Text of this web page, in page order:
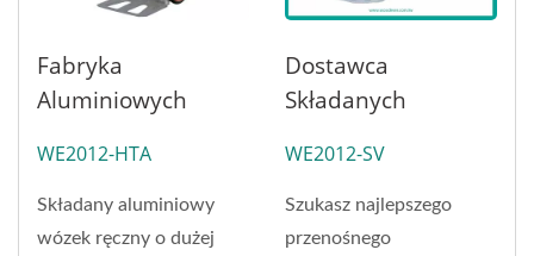
Fabryka
Aluminiowych
O Dużej
Wytrzymałości
(ładowność 120
WE2012-HTA
Składany aluminiowy
wózek ręczny o dużej
Dostawca
Składanych
Wózków Ręcznych
(obciążenie 75 Kg)
WE2012-SV
Szukasz najlepszego
przenośnego